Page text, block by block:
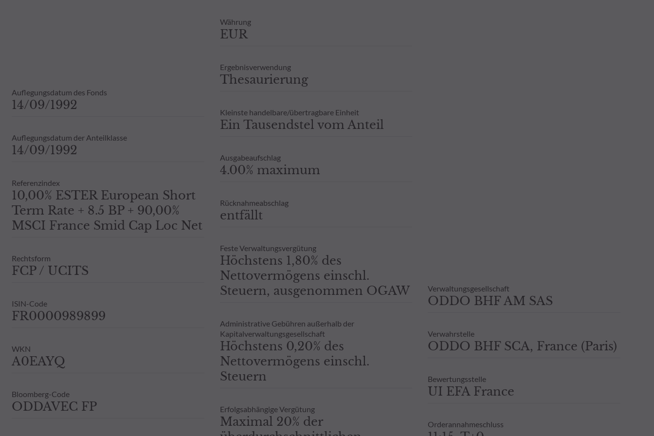
Auflegungsdatum des Fonds
14/09/1992
Auflegungsdatum der Anteilklasse
14/09/1992
Referenzindex
10,00% ESTER European Short
Term Rate + 8.5 BP + 90,00%
MSCI France Smid Cap Loc Net
Rechtsform
FCP / UCITS
ISIN-Code
FR0000989899
WKN
A0EAYQ
Bloomberg-Code
ODDAVEC FP
Währung
EUR
Ergebnisverwendung
Thesaurierung
Kleinste handelbare/übertragbare Einheit
Ein Tausendstel vom Anteil
Ausgabeaufschlag
4.00% maximum
Rücknahmeabschlag
entfällt
Feste Verwaltungsvergütung
Höchstens 1,80% des
Nettovermögens einschl.
Steuern, ausgenommen OGAW
Administrative Gebühren außerhalb der
Kapitalverwaltungsgesellschaft
Höchstens 0,20% des
Nettovermögens einschl.
Steuern
Erfolgsabhängige Vergütung
Maximal 20% der
Verwaltungsgesellschaft
ODDO BHF AM SAS
Verwahrstelle
ODDO BHF SCA, France (Paris)
Bewertungsstelle
UI EFA France
Orderannahmeschluss
Bestandsinformationen zu allen von ODDO BHF AM GmbH in Deutschland aufgelegten Publikumsfonds. Eine Wertentwicklung in der
Vergangenheit darf nicht als Hinweis oder Garantie für die zukünftige Wertentwicklung angesehen werden, und es wird keine -